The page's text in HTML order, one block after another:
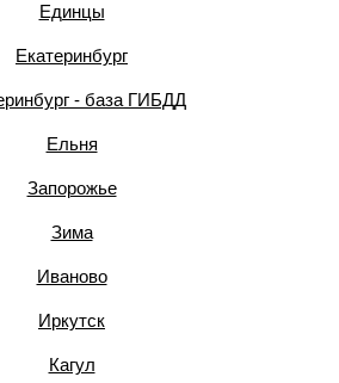
Единцы
Екатеринбург
- база ГИБДД
Ельня
Запорожье
Зима
Иваново
Иркутск
Кагул